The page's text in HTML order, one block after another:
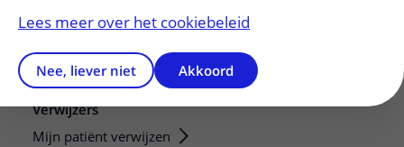
Research technologies
Verwijzers
Mijn patiënt verwijzen
Lees meer over het cookiebeleid
Nee, liever niet Akkoord